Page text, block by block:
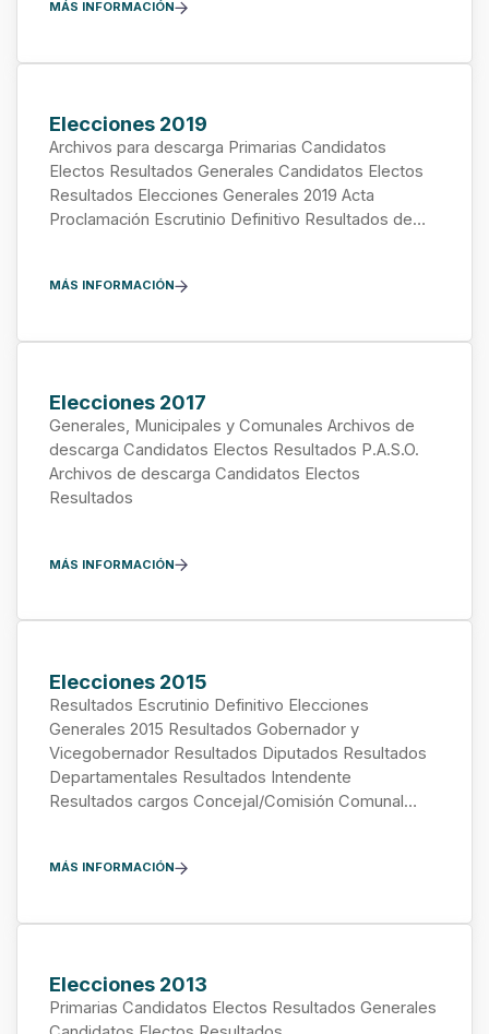
MÁS INFORMACIÓN
Elecciones 2019
Archivos para descarga Primarias Candidatos
Electos Resultados Generales Candidatos Electos
Resultados Elecciones Generales 2019 Acta
Proclamación Escrutinio Definitivo Resultados de…
MÁS INFORMACIÓN
Elecciones 2017
Generales, Municipales y Comunales Archivos de
descarga Candidatos Electos Resultados P.A.S.O.
Archivos de descarga Candidatos Electos
Resultados
MÁS INFORMACIÓN
Elecciones 2015
Resultados Escrutinio Definitivo Elecciones
Generales 2015 Resultados Gobernador y
Vicegobernador Resultados Diputados Resultados
Departamentales Resultados Intendente
Resultados cargos Concejal/Comisión Comunal…
MÁS INFORMACIÓN
Elecciones 2013
Primarias Candidatos Electos Resultados Generales